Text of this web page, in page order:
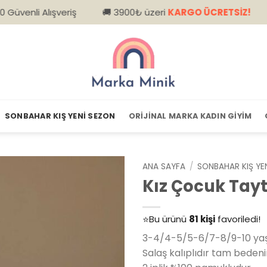
🚚 3900₺ üzeriKARGO ÜCRETSİZ! 📦
SONBAHAR KIŞ YENI SEZON ORIJINAL MARKA KADIN GIYIM
ANA SAYFA / SONBAHAR KIŞ
Kız Çocuk
👀Şu an
⭐️Bu ürünü 81 kişi favoriledi!
🛒39 kişisepetine ekledi!
✅Bugün14 adetsatıldı
3-4/4-5/5-6/7-8/9-10 yaş
Salaş kalıplıdır tam